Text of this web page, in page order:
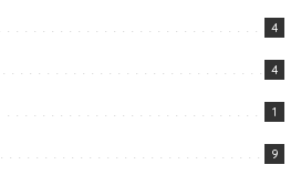
4
4
1
9